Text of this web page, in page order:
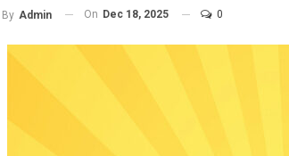
By Admin On Dec 18, 2025 0